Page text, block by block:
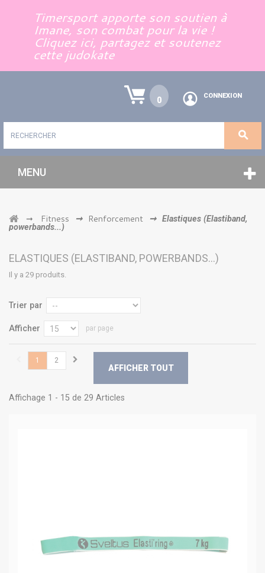
Timersport apporte son soutien à
Imane, son combat pour la vie !
Cliquez ici, partagez et soutenez
cette judokate
0 CONNEXION
MENU
➞ Fitness ➞ Renforcement ➞ Elastiques (Elastiband,
powerbands...)
ELASTIQUES (ELASTIBAND, POWERBANDS...)
Il y a 29 produits.
Trier par
Afficher par page
AFFICHER TOUT
1 2
Affichage 1 - 15 de 29 Articles